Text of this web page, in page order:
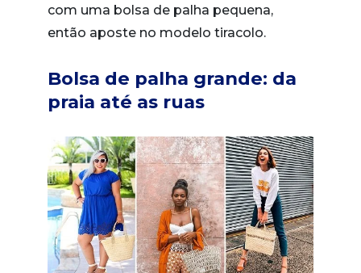
com uma bolsa de palha pequena,
então aposte no modelo tiracolo.
Bolsa de palha grande: da
praia até as ruas